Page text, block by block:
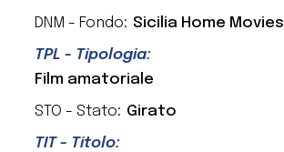
DNM - Fondo: Sicilia Home Movies
TPL - Tipologia:
Film amatoriale
STO - Stato: Girato
TIT - Titolo: